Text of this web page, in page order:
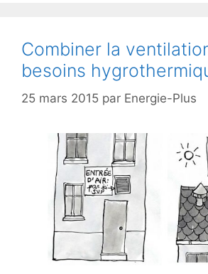
Combiner la
besoins
25 mars 2015 par Energie-Plus